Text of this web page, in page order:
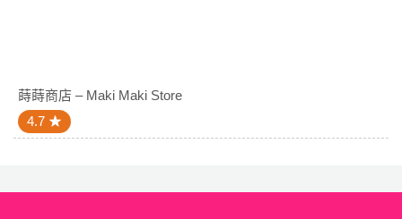
蒔蒔商店 – Maki Maki Store
4.7